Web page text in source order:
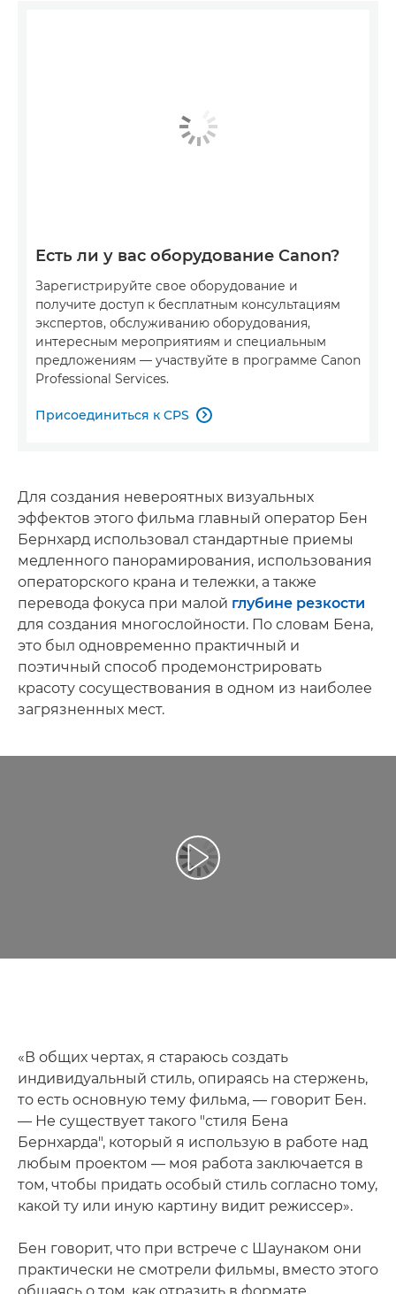
Есть ли у вас оборудование Canon?
Зарегистрируйте свое оборудование и
получите доступ к бесплатным консультациям
экспертов, обслуживанию оборудования,
интересным мероприятиям и специальным
предложениям — участвуйте в программе Canon
Professional Services.
Присоединиться к CPS 
Для создания невероятных визуальных
эффектов этого фильма главный оператор Бен
Бернхард использовал стандартные приемы
медленного панорамирования, использования
операторского крана и тележки, а также
перевода фокуса при малой глубине резкости
для создания многослойности. По словам Бена,
это был одновременно практичный и
поэтичный способ продемонстрировать
красоту сосуществования в одном из наиболее
загрязненных мест.
Воспроизведение видео
«В общих чертах, я стараюсь создать
индивидуальный стиль, опираясь на стержень,
то есть основную тему фильма, — говорит Бен.
— Не существует такого "стиля Бена
Бернхарда", который я использую в работе над
любым проектом — моя работа заключается в
том, чтобы придать особый стиль согласно тому,
какой ту или иную картину видит режиссер».
Бен говорит, что при встрече с Шаунаком они
практически не смотрели фильмы, вместо этого